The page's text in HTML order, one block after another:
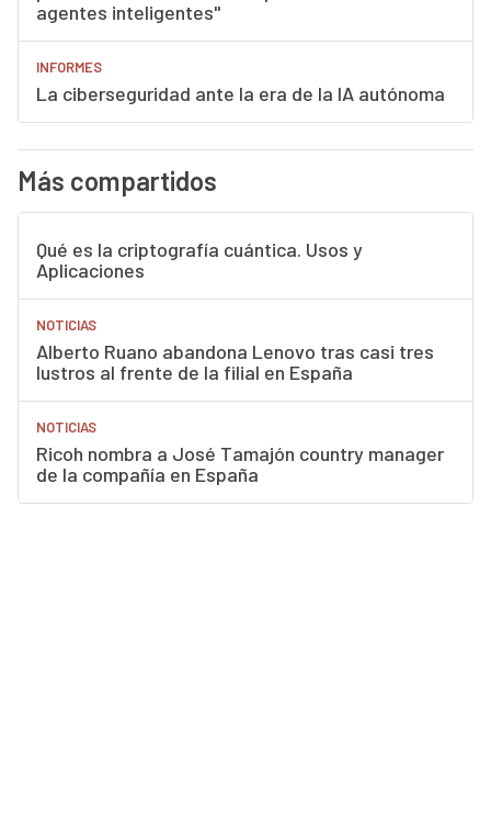
agentes inteligentes"
INFORMES
La ciberseguridad ante la era de la IA autónoma
Más compartidos
Qué es la criptografía cuántica. Usos y
Aplicaciones
NOTICIAS
Alberto Ruano abandona Lenovo tras casi tres
lustros al frente de la filial en España
NOTICIAS
Ricoh nombra a José Tamajón country manager
de la compañía en España